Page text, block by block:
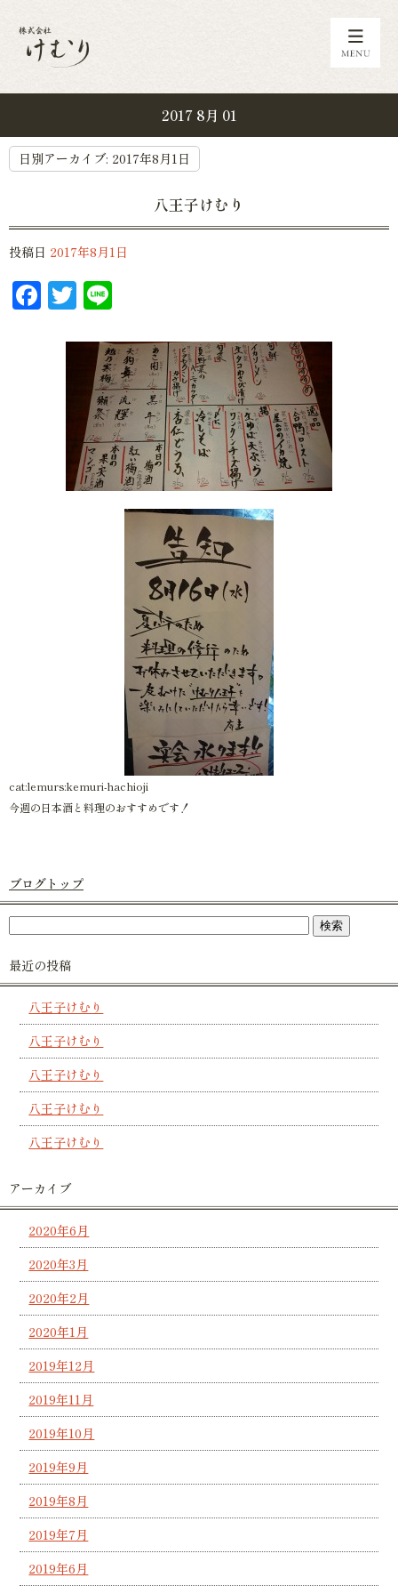
2017 8月 01
日別アーカイブ: 2017年8月1日
八王子けむり
投稿日 2017年8月1日
Facebook
Twitter
cat:lemurs:kemuri-hachioji
今週の日本酒と料理のおすすめです！
ブログトップ
最近の投稿
八王子けむり
八王子けむり
八王子けむり
八王子けむり
八王子けむり
アーカイブ
2020年6月
2020年3月
2020年2月
2020年1月
2019年12月
2019年11月
2019年10月
2019年9月
2019年8月
2019年7月
2019年6月